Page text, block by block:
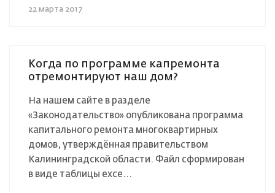
22 марта 2017
Когда по программе капремонта
отремонтируют наш дом?
На нашем сайте в разделе
«Законодательство» опубликована программа
капитального ремонта многоквартирных
домов, утверждённая правительством
Калининградской области. Файл сформирован
в виде таблицы exce...